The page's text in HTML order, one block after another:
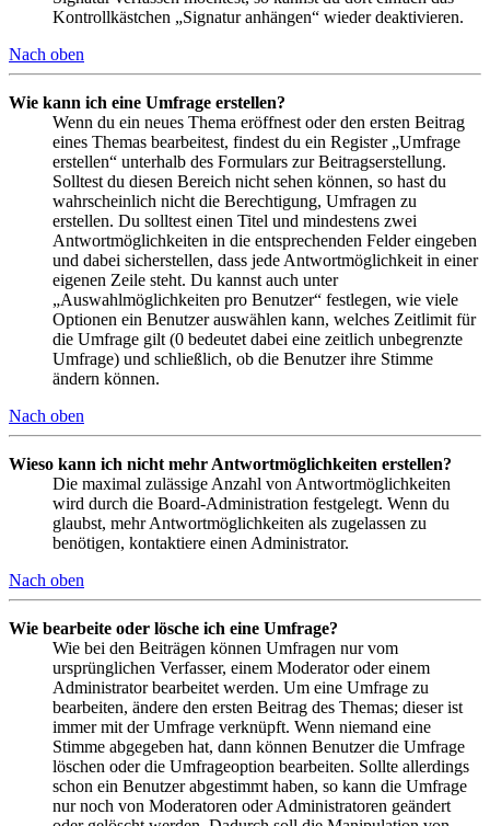
Kontrollkästchen „Signatur anhängen“ wieder deaktivieren.
Nach oben
Wie kann ich eine Umfrage erstellen?
Wenn du ein neues Thema eröffnest oder den ersten Beitrag
eines Themas bearbeitest, findest du ein Register „Umfrage
erstellen“ unterhalb des Formulars zur Beitragserstellung.
Solltest du diesen Bereich nicht sehen können, so hast du
wahrscheinlich nicht die Berechtigung, Umfragen zu
erstellen. Du solltest einen Titel und mindestens zwei
Antwortmöglichkeiten in die entsprechenden Felder eingeben
und dabei sicherstellen, dass jede Antwortmöglichkeit in einer
eigenen Zeile steht. Du kannst auch unter
„Auswahlmöglichkeiten pro Benutzer“ festlegen, wie viele
Optionen ein Benutzer auswählen kann, welches Zeitlimit für
die Umfrage gilt (0 bedeutet dabei eine zeitlich unbegrenzte
Umfrage) und schließlich, ob die Benutzer ihre Stimme
ändern können.
Nach oben
Wieso kann ich nicht mehr Antwortmöglichkeiten erstellen?
Die maximal zulässige Anzahl von Antwortmöglichkeiten
wird durch die Board-Administration festgelegt. Wenn du
glaubst, mehr Antwortmöglichkeiten als zugelassen zu
benötigen, kontaktiere einen Administrator.
Nach oben
Wie bearbeite oder lösche ich eine Umfrage?
Wie bei den Beiträgen können Umfragen nur vom
ursprünglichen Verfasser, einem Moderator oder einem
Administrator bearbeitet werden. Um eine Umfrage zu
bearbeiten, ändere den ersten Beitrag des Themas; dieser ist
immer mit der Umfrage verknüpft. Wenn niemand eine
Stimme abgegeben hat, dann können Benutzer die Umfrage
löschen oder die Umfrageoption bearbeiten. Sollte allerdings
schon ein Benutzer abgestimmt haben, so kann die Umfrage
nur noch von Moderatoren oder Administratoren geändert